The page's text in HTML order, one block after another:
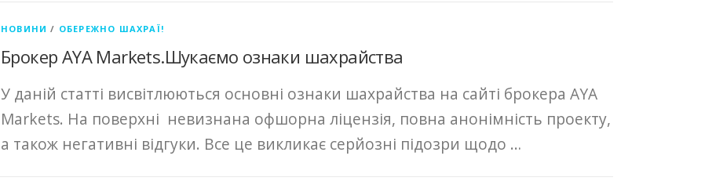
НОВИНИ / ОБЕРЕЖНО ШАХРАЇ!
Брокер AYA Markets.Шукаємо ознаки шахрайства
У даній статті висвітлюються основні ознаки шахрайства на сайті брокера AYA
Markets. На поверхні невизнана офшорна ліцензія, повна анонімність проекту,
а також негативні відгуки. Все це викликає серйозні підозри щодо …